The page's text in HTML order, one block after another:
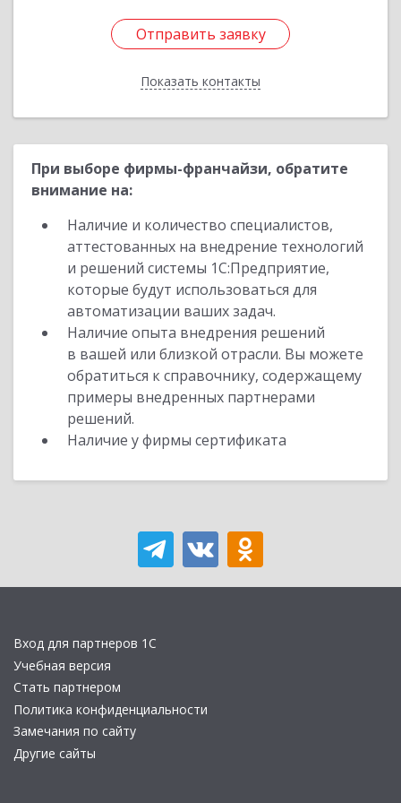
Отправить заявку
Показать контакты
Отправить заявку
Назад
При выборе фирмы-франчайзи, обратите
внимание на:
Наличие и количество специалистов,
аттестованных на внедрение технологий
и решений системы 1С:Предприятие,
которые будут использоваться для
автоматизации ваших задач.
Наличие опыта внедрения решений
в вашей или близкой отрасли. Вы можете
обратиться к справочнику, содержащему
примеры внедренных партнерами
решений.
Наличие у фирмы сертификата
Вход для партнеров 1С
Учебная версия
Стать партнером
Политика конфиденциальности
Замечания по сайту
Другие сайты